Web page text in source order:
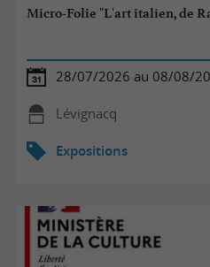
Micro-Folie "L'art italien, de
28/07/2026 au 08/08/
Lévignacq
Expositions